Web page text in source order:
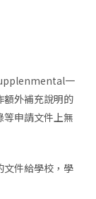
一
額外補充說明的
等申請文件上無
文件給學校，學